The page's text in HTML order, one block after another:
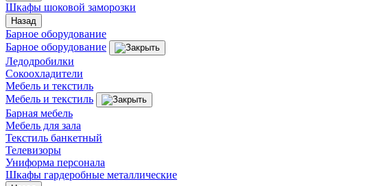
Шкафы шоковой заморозки
Назад
Барное оборудование
Барное оборудование
Ледодробилки
Сокоохладители
Мебель и текстиль
Мебель и текстиль
Барная мебель
Мебель для зала
Текстиль банкетный
Телевизоры
Униформа персонала
Шкафы гардеробные металлические